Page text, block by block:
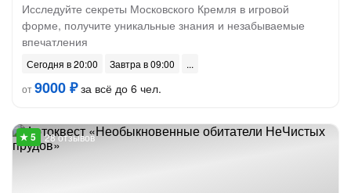
Исследуйте секреты Московского Кремля в игровой
форме, получите уникальные знания и незабываемые
впечатления
Сегодня в 20:00
Завтра в 09:00
от9000 ₽за всё до 6 чел.
28 отзывов